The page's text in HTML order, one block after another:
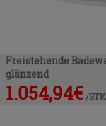
Freistehende
glänzend
1.054,94€ /STK